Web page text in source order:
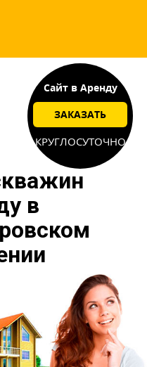
в
Сайт в Аренду
ЗАКАЗАТЬ
КРУГЛОСУТОЧНО